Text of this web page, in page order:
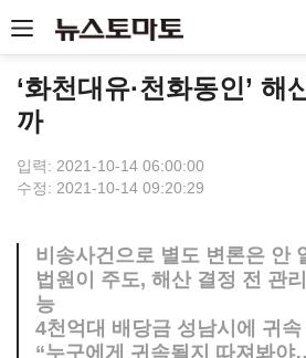
‘화천대유·천화동인’ 해
까
입력: 2021-10-14 06:00:00
수정: 2021-10-14 09:20:29
비송사건으로 별도 변론은 안
법원이 주도, 해산 결정 전 관
능
4천억대 배당금 성남시에 귀속
“누구에게 귀속될지 따져봐